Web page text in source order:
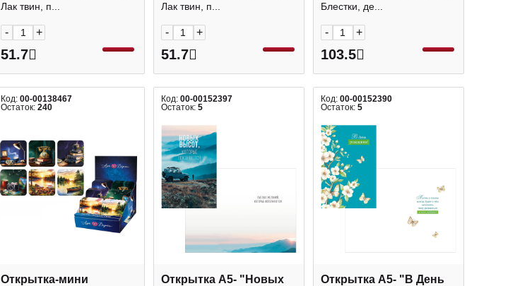
Лак твин, п...
- +
51.7
Лак твин, п...
- +
51.7
Блестки, де...
- +
103.5
Код:00-00138467
Остаток:240
Открытка-мини
Код: 00-00152397
Остаток: 5
Открытка А5- "Новых
Код: 00-00152390
Остаток: 5
Открытка А5- "В День